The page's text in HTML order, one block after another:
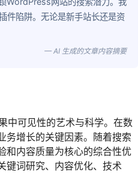
件陷阱。无论是新手站长还是资
— AI 生成的文章内容摘要
中可见性的艺术与科学。在数
务增长的关键因素。随着搜索
和内容质量为核心的综合性优
键词研究、内容优化、技术